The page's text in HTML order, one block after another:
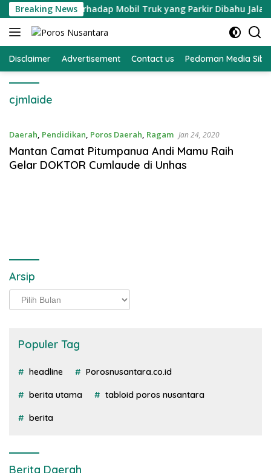
Langsung
ke
konten
Breaking News
Teguran Terhadap Mobil Truk yang Parkir Dibahu Jalan
Disclaimer Advertisement Contact us Pedoman Media
cjmlaide
Daerah, Pendidikan, Poros Daerah, Ragam Jan 24, 2020
Mantan Camat Pitumpanua Andi Mamu Raih
Gelar DOKTOR Cumlaude di Unhas
Arsip
Arsip
Populer Tag
headline Porosnusantara.co.id
berita utama tabloid poros nusantara
berita
Berita Daerah